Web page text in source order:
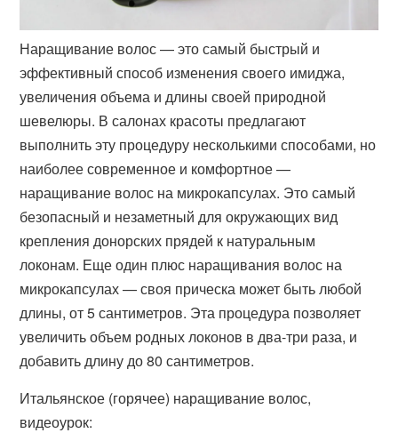
Наращивание волос — это самый быстрый и
эффективный способ изменения своего имиджа,
увеличения объема и длины своей природной
шевелюры. В салонах красоты предлагают
выполнить эту процедуру несколькими способами, но
наиболее современное и комфортное —
наращивание волос на микрокапсулах. Это самый
безопасный и незаметный для окружающих вид
крепления донорских прядей к натуральным
локонам. Еще один плюс наращивания волос на
микрокапсулах — своя прическа может быть любой
длины, от 5 сантиметров. Эта процедура позволяет
увеличить объем родных локонов в два-три раза, и
добавить длину до 80 сантиметров.
Итальянское (горячее) наращивание волос,
видеоурок: